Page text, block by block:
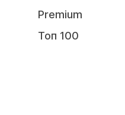
Premium
Топ 100